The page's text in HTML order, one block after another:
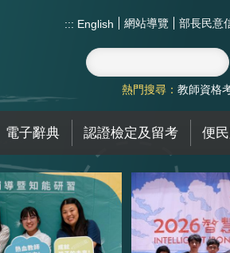
::: English 網站導覽 部長民意
熱門搜尋： 教師資格
電子辭典 認證檢定及留考 便